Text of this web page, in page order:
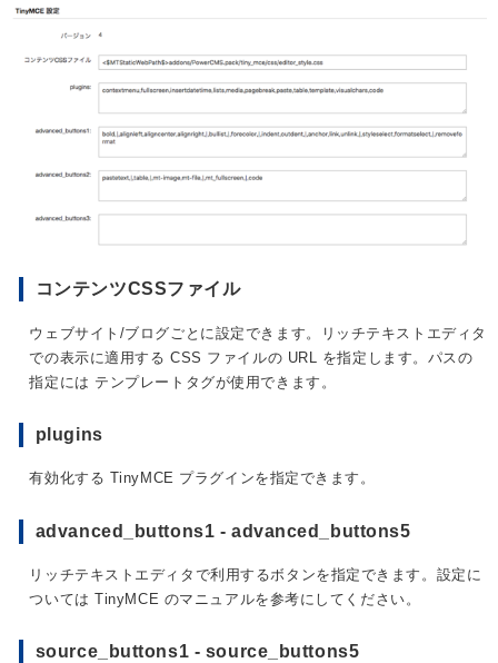
コンテンツCSSファイル
ウェブサイト/ブログごとに設定できます。リッチテキストエディタ
での表示に適用する CSS ファイルの URL を指定します。パスの
指定には テンプレートタグが使用できます。
plugins
有効化する TinyMCE プラグインを指定できます。
advanced_buttons1 - advanced_buttons5
リッチテキストエディタで利用するボタンを指定できます。設定に
ついては TinyMCE のマニュアルを参考にしてください。
source_buttons1 - source_buttons5